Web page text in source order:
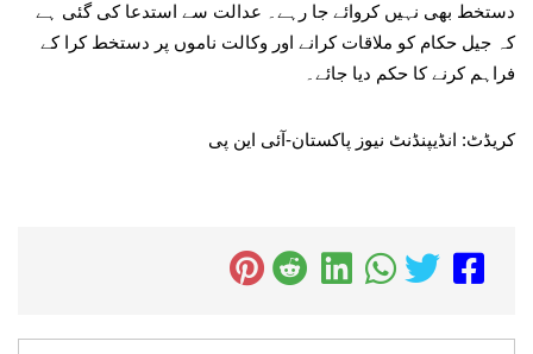
دستخط بھی نہیں کروائے جا رہے۔ عدالت سے استدعا کی گئی ہے
کہ جیل حکام کو ملاقات کرانے اور وکالت ناموں پر دستخط کرا کے
فراہم کرنے کا حکم دیا جائے۔
کریڈٹ: انڈیپنڈنٹ نیوز پاکستان-آئی این پی